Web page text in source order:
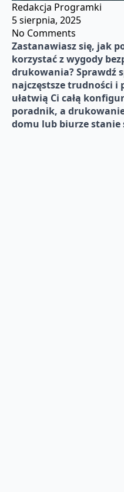
Redakcja Programki
5 sierpnia, 2025
No Comments
Zastanawiasz się, jak
korzystać z wygody
drukowania? Sprawdź
najczęstsze trudności i
ułatwią Ci całą
poradnik, a
domu lub biurze stanie